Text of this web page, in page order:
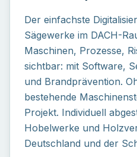
Der einfachste
Sägewerke im DACH-
Maschinen, Prozesse,
sichtbar: mit Software,
und Brandprävention.
bestehende
Projekt. Individuell
Hobelwerke und
Deutschland und der